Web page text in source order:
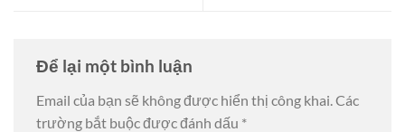
Để lại một bình luận
Email của bạn sẽ không được hiển thị công khai. Các
trường bắt buộc được đánh dấu *